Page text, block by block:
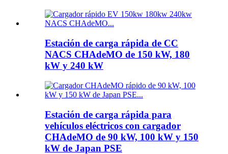
Estación de carga rápida de CC
NACS CHAdeMO de 150 kW, 180
kW y 240 kW
Estación de carga rápida para
vehículos eléctricos con cargador
CHAdeMO de 90 kW, 100 kW y 150
kW de Japan PSE